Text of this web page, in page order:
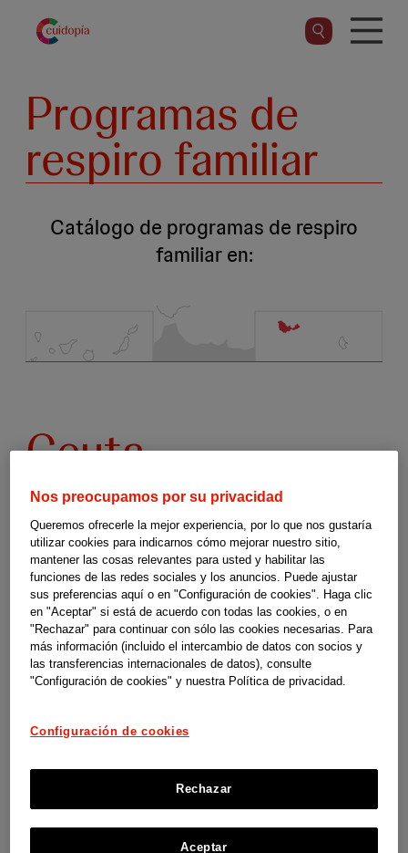
contenido
Programas de
respiro familiar
Catálogo de programas de respiro
familiar en:
Programas
de
respiro
familiar
-
Ceuta
Programas de respiro familiar en Ceuta
Estas guías son un material de orientación y apoyo elaborado por
SUPERCUIDADORES para el programa social Cuidopía de las
compañías de Johnson & Johnson en España. No somos responsables
de los contenidos, ni de las referencias que contiene, así como
Nos preocupamos por su privacidad
Queremos ofrecerle la mejor experiencia, por lo que nos gustaría
utilizar cookies para indicarnos cómo mejorar nuestro sitio,
mantener las cosas relevantes para usted y habilitar las
funciones de las redes sociales y los anuncios. Puede ajustar
sus preferencias aquí o en "Configuración de cookies". Haga clic
en "Aceptar" si está de acuerdo con todas las cookies, o en
"Rechazar" para continuar con sólo las cookies necesarias. Para
más información (incluido el intercambio de datos con socios y
las transferencias internacionales de datos), consulte
"Configuración de cookies" y nuestra Política de privacidad.
Configuración de cookies
Rechazar
Aceptar